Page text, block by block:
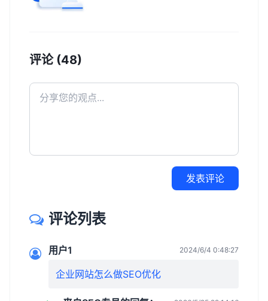
评论 (48)
发表评论
评论列表
用户1 2024/6/4 0:48:27
企业网站怎么做SEO优化